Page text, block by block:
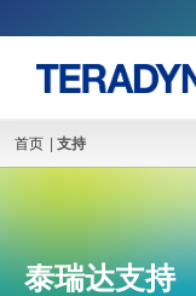
首页 支持
泰瑞达支持